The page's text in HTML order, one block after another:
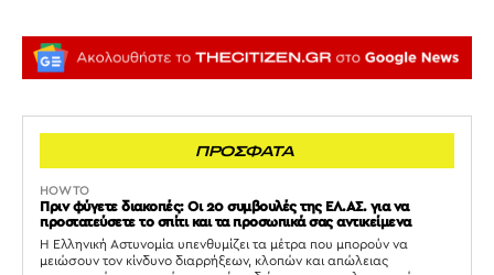
ΠΡΟΣΦΑΤΑ
HOW TO
Πριν φύγετε διακοπές: Οι 20 συμβουλές της ΕΛ.ΑΣ. για να
προστατεύσετε το σπίτι και τα προσωπικά σας αντικείμενα
Η Ελληνική Αστυνομία υπενθυμίζει τα μέτρα που μπορούν να
μειώσουν τον κίνδυνο διαρρήξεων, κλοπών και απώλειας